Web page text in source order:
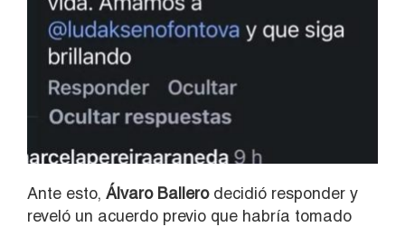
Ante esto, Álvaro Ballerodecidió responder y
reveló un acuerdo previo que habría tomado